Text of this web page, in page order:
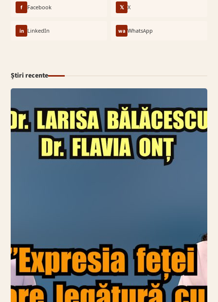
f Facebook 𝕏 X
in LinkedIn wa WhatsApp
Știri recente